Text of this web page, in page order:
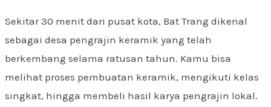
Sekitar 30 menit dari pusat kota, Bat Trang dikenal
sebagai desa pengrajin keramik yang telah
berkembang selama ratusan tahun. Kamu bisa
melihat proses pembuatan keramik, mengikuti kelas
singkat, hingga membeli hasil karya pengrajin lokal.